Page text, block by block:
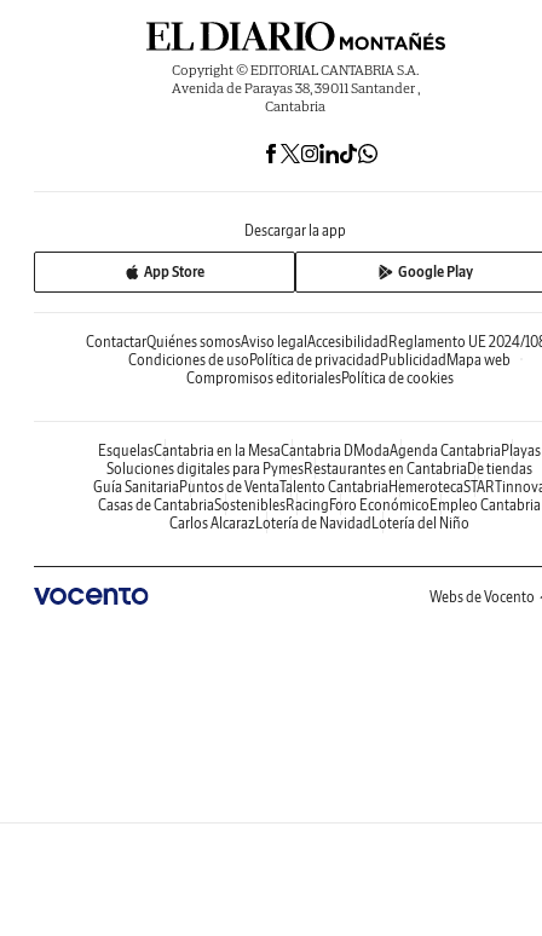
Copyright © EDITORIAL CANTABRIA S.A.
Avenida de Parayas 38, 39011 Santander ,
Cantabria
Descargar la app
App Store Google Play
ContactarQuiénes somosAviso legal Accesibilidad Reglamento UE 2024/
Condiciones de uso Política de privacidad Publicidad Mapa web
Compromisos editorialesPolítica de cookies
EsquelasCantabria en la MesaCantabria DModaAgenda Cantabria Playas
Soluciones digitales para PymesRestaurantes en Cantabria De tiendas
Guía Sanitaria Puntos de VentaTalento Cantabria Hemeroteca
Casas de CantabriaSosteniblesRacing Foro Económico Empleo Cantabria
Carlos Alcaraz Lotería de Navidad Lotería del Niño
Webs de Vocento